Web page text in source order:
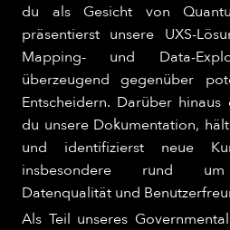
du als Gesicht von
präsentierst unsere UXS-
Mapping- und Data-
überzeugend gegenüber
Entscheidern. Darüber
du unsere Dokumentation,
und identifizierst neue
insbesondere rund um
Datenqualität und
Als Teil unseres